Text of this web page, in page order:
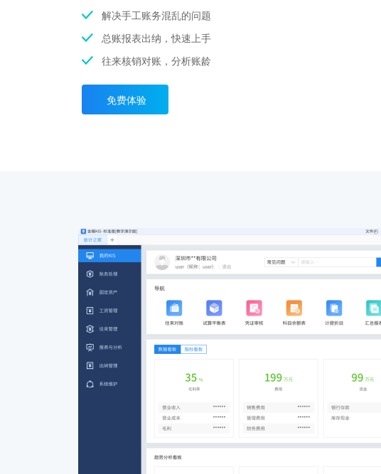
解决手工账务混乱的问题
总账报表出纳，快速上手
往来核销对账，分析账龄
免费体验